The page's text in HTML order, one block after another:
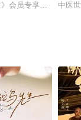
之中，
然的面试机会，梁莹
会员专享衍生，徐正
中医